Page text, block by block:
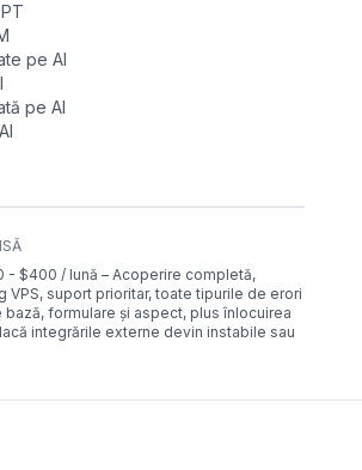
pe AI
pe AI
- $400 / lună – Acoperire completă,
VPS, suport prioritar, toate tipurile de erori
formulare și aspect, plus înlocuirea
integrările externe devin instabile sau